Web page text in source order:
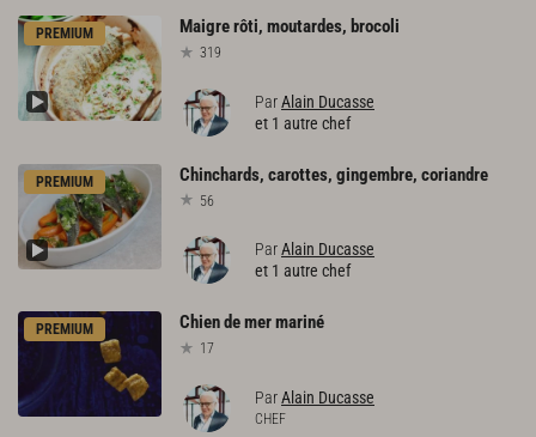
PREMIUM Maigrerôti, moutardes, brocoli
319
ParAlain Ducasse
et 1 autre chef
PREMIUM Chinchards, carottes, gingembre, coriandre
56
ParAlain Ducasse
et 1 autre chef
PREMIUM Chiendemermariné
17
ParAlain Ducasse
CHEF